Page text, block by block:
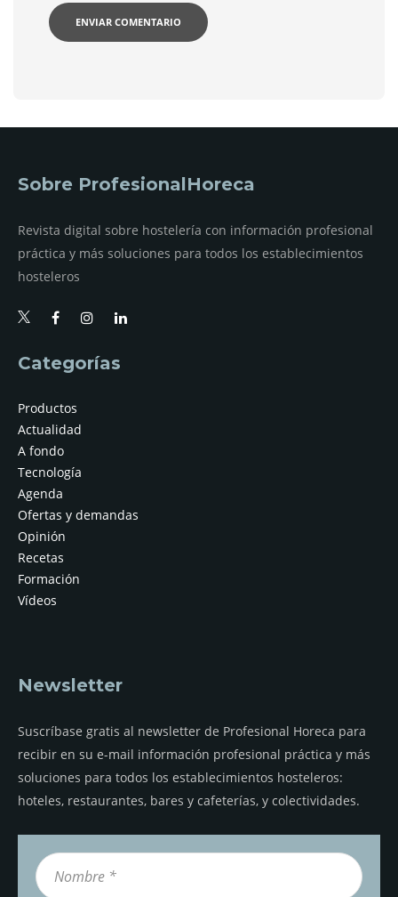
Sobre ProfesionalHoreca
Revista digital sobre hostelería con información profesional
práctica y más soluciones para todos los establecimientos
hosteleros
Categorías
Productos
Actualidad
A fondo
Tecnología
Agenda
Ofertas y demandas
Opinión
Recetas
Formación
Vídeos
Newsletter
Suscríbase gratis al newsletter de Profesional Horeca para
recibir en su e-mail información profesional práctica y más
soluciones para todos los establecimientos hosteleros:
hoteles, restaurantes, bares y cafeterías, y colectividades.